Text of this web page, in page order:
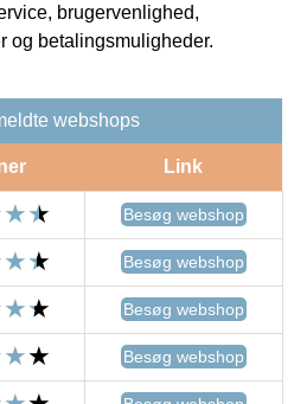
brugervenlighed,
og betalingsmuligheder.
webshops
Link
Besøg webshop
Besøg webshop
Besøg webshop
Besøg webshop